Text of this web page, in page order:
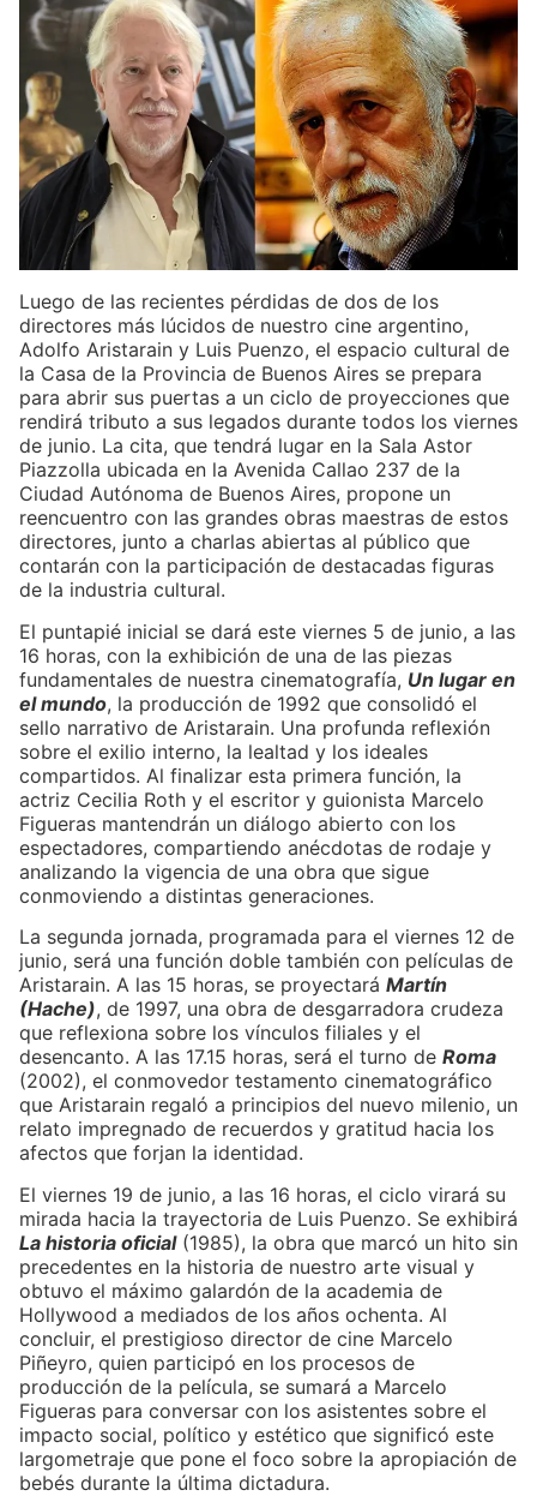
Luego de las recientes pérdidas de dos de los
directores más lúcidos de nuestro cine argentino,
Adolfo Aristarain y Luis Puenzo, el espacio cultural de
la Casa de la Provincia de Buenos Aires se prepara
para abrir sus puertas a un ciclo de proyecciones que
rendirá tributo a sus legados durante todos los viernes
de junio. La cita, que tendrá lugar en la Sala Astor
Piazzolla ubicada en la Avenida Callao 237 de la
Ciudad Autónoma de Buenos Aires, propone un
reencuentro con las grandes obras maestras de estos
directores, junto a charlas abiertas al público que
contarán con la participación de destacadas figuras
de la industria cultural.
El puntapié inicial se dará este viernes 5 de junio, a las
16 horas, con la exhibición de una de las piezas
fundamentales de nuestra cinematografía, Un lugar en
el mundo, la producción de 1992 que consolidó el
sello narrativo de Aristarain. Una profunda reflexión
sobre el exilio interno, la lealtad y los ideales
compartidos. Al finalizar esta primera función, la
actriz Cecilia Roth y el escritor y guionista Marcelo
Figueras mantendrán un diálogo abierto con los
espectadores, compartiendo anécdotas de rodaje y
analizando la vigencia de una obra que sigue
conmoviendo a distintas generaciones.
La segunda jornada, programada para el viernes 12 de
junio, será una función doble también con películas de
Aristarain. A las 15 horas, se proyectará Martín
(Hache), de 1997, una obra de desgarradora crudeza
que reflexiona sobre los vínculos filiales y el
desencanto. A las 17.15 horas, será el turno de Roma
(2002), el conmovedor testamento cinematográfico
que Aristarain regaló a principios del nuevo milenio, un
relato impregnado de recuerdos y gratitud hacia los
afectos que forjan la identidad.
El viernes 19 de junio, a las 16 horas, el ciclo virará su
mirada hacia la trayectoria de Luis Puenzo. Se exhibirá
La historia oficial(1985), la obra que marcó un hito sin
precedentes en la historia de nuestro arte visual y
obtuvo el máximo galardón de la academia de
Hollywood a mediados de los años ochenta. Al
concluir, el prestigioso director de cine Marcelo
Piñeyro, quien participó en los procesos de
producción de la película, se sumará a Marcelo
Figueras para conversar con los asistentes sobre el
impacto social, político y estético que significó este
largometraje que pone el foco sobre la apropiación de
bebés durante la última dictadura.